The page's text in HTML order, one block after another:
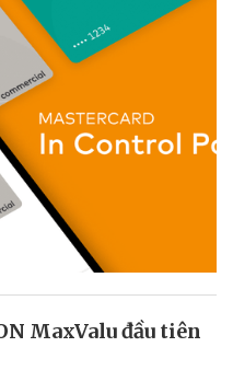
MaxValu đầu tiên